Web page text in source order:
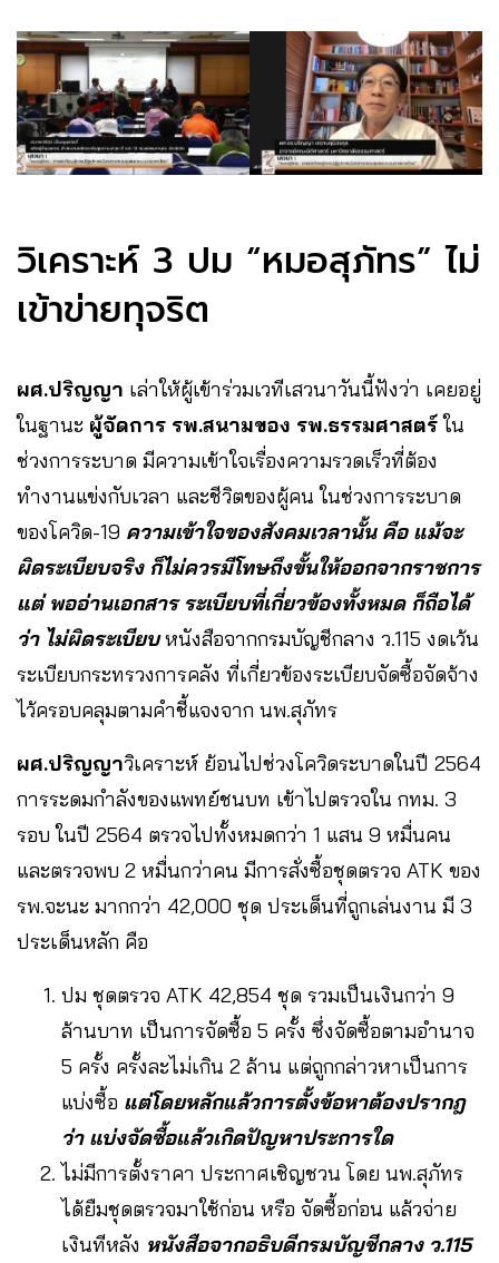
วิเคราะห์ 3 ปม “หมอสุภัทร” ไม่
เข้าข่ายทุจริต
ผศ.ปริญญา เล่าให้ผู้เข้าร่วมเวทีเสวนาวันนี้ฟังว่า เคยอยู่
ในฐานะ ผู้จัดการ รพ.สนามของ รพ.ธรรมศาสตร์ใน
ช่วงการระบาด มีความเข้าใจเรื่องความรวดเร็วที่ต้อง
ทำงานแข่งกับเวลา และชีวิตของผู้คน ในช่วงการระบาด
ของโควิด-19 ความเข้าใจของสังคมเวลานั้น คือ แม้จะ
ผิดระเบียบจริง ก็ไม่ควรมีโทษถึงขั้นให้ออกจากราชการ
แต่ พออ่านเอกสาร ระเบียบที่เกี่ยวข้องทั้งหมด ก็ถือได้
ว่า ไม่ผิดระเบียบหนังสือจากกรมบัญชีกลาง ว.115 งดเว้น
ระเบียบกระทรวงการคลัง ที่เกี่ยวข้องระเบียบจัดซื้อจัดจ้าง
ไว้ครอบคลุมตามคำชี้แจงจาก นพ.สุภัทร
ผศ.ปริญญาวิเคราะห์ ย้อนไปช่วงโควิดระบาดในปี 2564
การระดมกำลังของแพทย์ชนบท เข้าไปตรวจใน กทม. 3
รอบ ในปี 2564 ตรวจไปทั้งหมดกว่า 1 แสน 9 หมื่นคน
และตรวจพบ 2 หมื่นกว่าคน มีการสั่งซื้อชุดตรวจ ATK ของ
รพ.จะนะ มากกว่า 42,000 ชุด ประเด็นที่ถูกเล่นงาน มี 3
ประเด็นหลัก คือ
ปม ชุดตรวจ ATK 42,854 ชุด รวมเป็นเงินกว่า 9
ล้านบาท เป็นการจัดซื้อ 5 ครั้ง ซึ่งจัดซื้อตามอำนาจ
5 ครั้ง ครั้งละไม่เกิน 2 ล้าน แต่ถูกกล่าวหาเป็นการ
แบ่งซื้อ แต่โดยหลักแล้วการตั้งข้อหาต้องปรากฎ
ว่า แบ่งจัดซื้อแล้วเกิดปัญหาประการใด
ไม่มีการตั้งราคา ประกาศเชิญชวน โดย นพ.สุภัทร
ได้ยืมชุดตรวจมาใช้ก่อน หรือ จัดซื้อก่อน แล้วจ่าย
เงินทีหลัง หนังสือจากอธิบดีกรมบัญชีกลาง ว.115